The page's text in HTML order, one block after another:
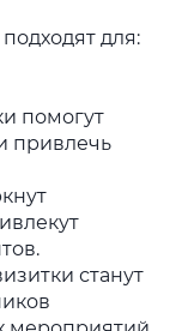
для:
помогут
привлечь
станут